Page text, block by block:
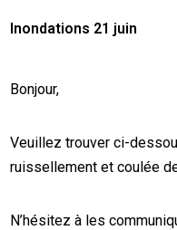
Inondations 21 juin
Bonjour,
Veuillez trouver ci-
ruissellement et coulée
N’hésitez à les